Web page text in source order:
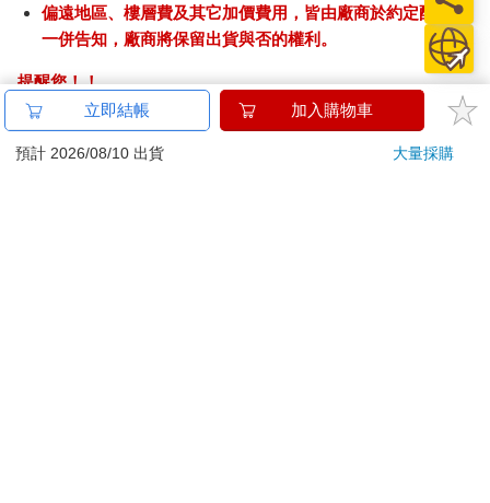
偏遠地區、樓層費及其它加價費用，皆由廠商於約定配送時
一併告知，廠商將保留出貨與否的權利。
提醒您！！
金石堂及銀行均不會請您操作ATM! 如接獲電話要求您前往
ATM提款機，請不要聽從指示，以免受騙上當！
立即結帳 加入購物車
預計 2026/08/10 出貨 大量採購